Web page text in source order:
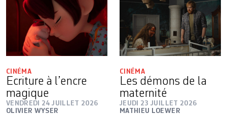
CINÉMA
Ecriture à l’encre
magique
VENDREDI 24 JUILLET 2026
OLIVIER WYSER
CINÉMA
Les démons de la
maternité
JEUDI 23 JUILLET 2026
MATHIEU LOEWER